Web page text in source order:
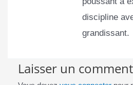
discipline
grandissant.
Laisser un